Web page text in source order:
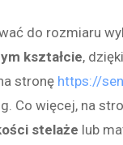
do rozmiaru
kształcie,
stronę https://
Co więcej, na
stelaże lub